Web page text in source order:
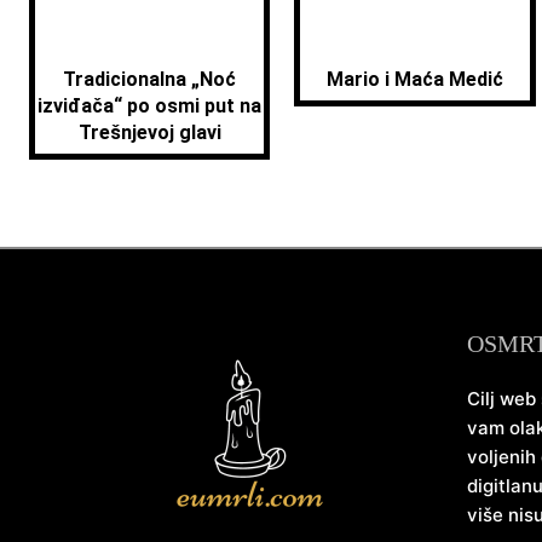
Tradicionalna „Noć
izviđača“ po osmi put na
Trešnjevoj glavi
Mario i Maća Medić
Cilj web
vam
voljenih
više